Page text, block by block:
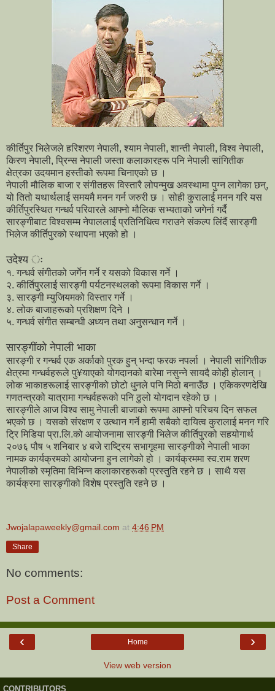
कीर्तिपुर भिलेजले हरिशरण नेपाली, श्याम नेपाली, शान्ती नेपाली, विश्व नेपाली,
किरण नेपाली, प्रिन्स नेपाली जस्ता कलाकारहरू पनि नेपाली सांगितीक
क्षेत्रका उदयमान हस्तीको रूपमा चिनाएको छ ।
नेपाली मौलिक बाजा र संगीतहरू विस्तारै लोपन्मुख अवस्थामा पुग्न लागेका छन्,
यो तितो यथार्थलाई समयमै मनन गर्न जरुरी छ । सोही कुरालाई मनन गरि यस
कीर्तिपुरस्थित गन्धर्व परिवारले आफ्नो मौलिक सभ्यताको जगेर्ना गर्दै
सारङ्गीबाट विश्वसम्म नेपाललाई प्रतिनिधित्व गराउने संकल्प लिंदैं सारङ्गी
भिलेज कीर्तिपुरको स्थापना भएको हो ।
उदेश्य ः
१. गन्धर्व संगीतको जर्गेन गर्ने र यसको विकास गर्ने ।
२. कीर्तिपुरलाई सारङ्गी पर्यटनस्थलको रूपमा विकास गर्ने ।
३. सारङ्गी म्युजियमको विस्तार गर्ने ।
४. लोक बाजाहरूको प्रशिक्षण दिने ।
५. गन्धर्व संगीत सम्बन्धी अध्यन तथा अनुसन्धान गर्ने ।
सारङ्गींको नेपाली भाका
सारङ्गी र गन्धर्व एक अर्काको पुरक हुन् भन्दा फरक नपर्ला । नेपाली सांगितीक
क्षेत्रमा गन्धर्वहरूले पु¥याएको योगदानको बारेमा नसुन्ने सायदै कोही होलान् ।
लोक भाकाहरूलाई सारङ्गीको छोटो धुनले पनि मिठो बनाउँछ । एकिकरणदेखि
गणतन्त्रको यात्रामा गन्धर्वहरूको पनि ठुलो योगदान रहेको छ ।
सारङ्गीले आज विश्व सामु नेपाली बाजाको रूपमा आफ्नो परिचय दिन सफल
भएको छ । यसको संरक्षण र उत्थान गर्ने हामी सबैको दायित्व कुरालाई मनन गरि
ट्रि मिडिया प्रा.लि.को आयोजनामा सारङ्गी भिलेज कीर्तिपुरको सहयोगार्थ
२०७६ पौष ५ शनिबार ४ बजे राष्ट्रिय सभागृहमा सारङ्गीको नेपाली भाका
नामक कार्यक्रमको आयोजना हुन लागेको हो । कार्यक्रममा स्व.राम शरण
नेपालीको स्मृतिमा विभिन्न कलाकारहरूको प्रस्तुति रहने छ । साथै यस
कार्यक्रमा सारङ्गीको विशेष प्रस्तुति रहने छ ।
Jwojalapaweekly@gmail.com at 4:46 PM
Share
No comments:
Post a Comment
‹ ›
Home
View web version
CONTRIBUTORS